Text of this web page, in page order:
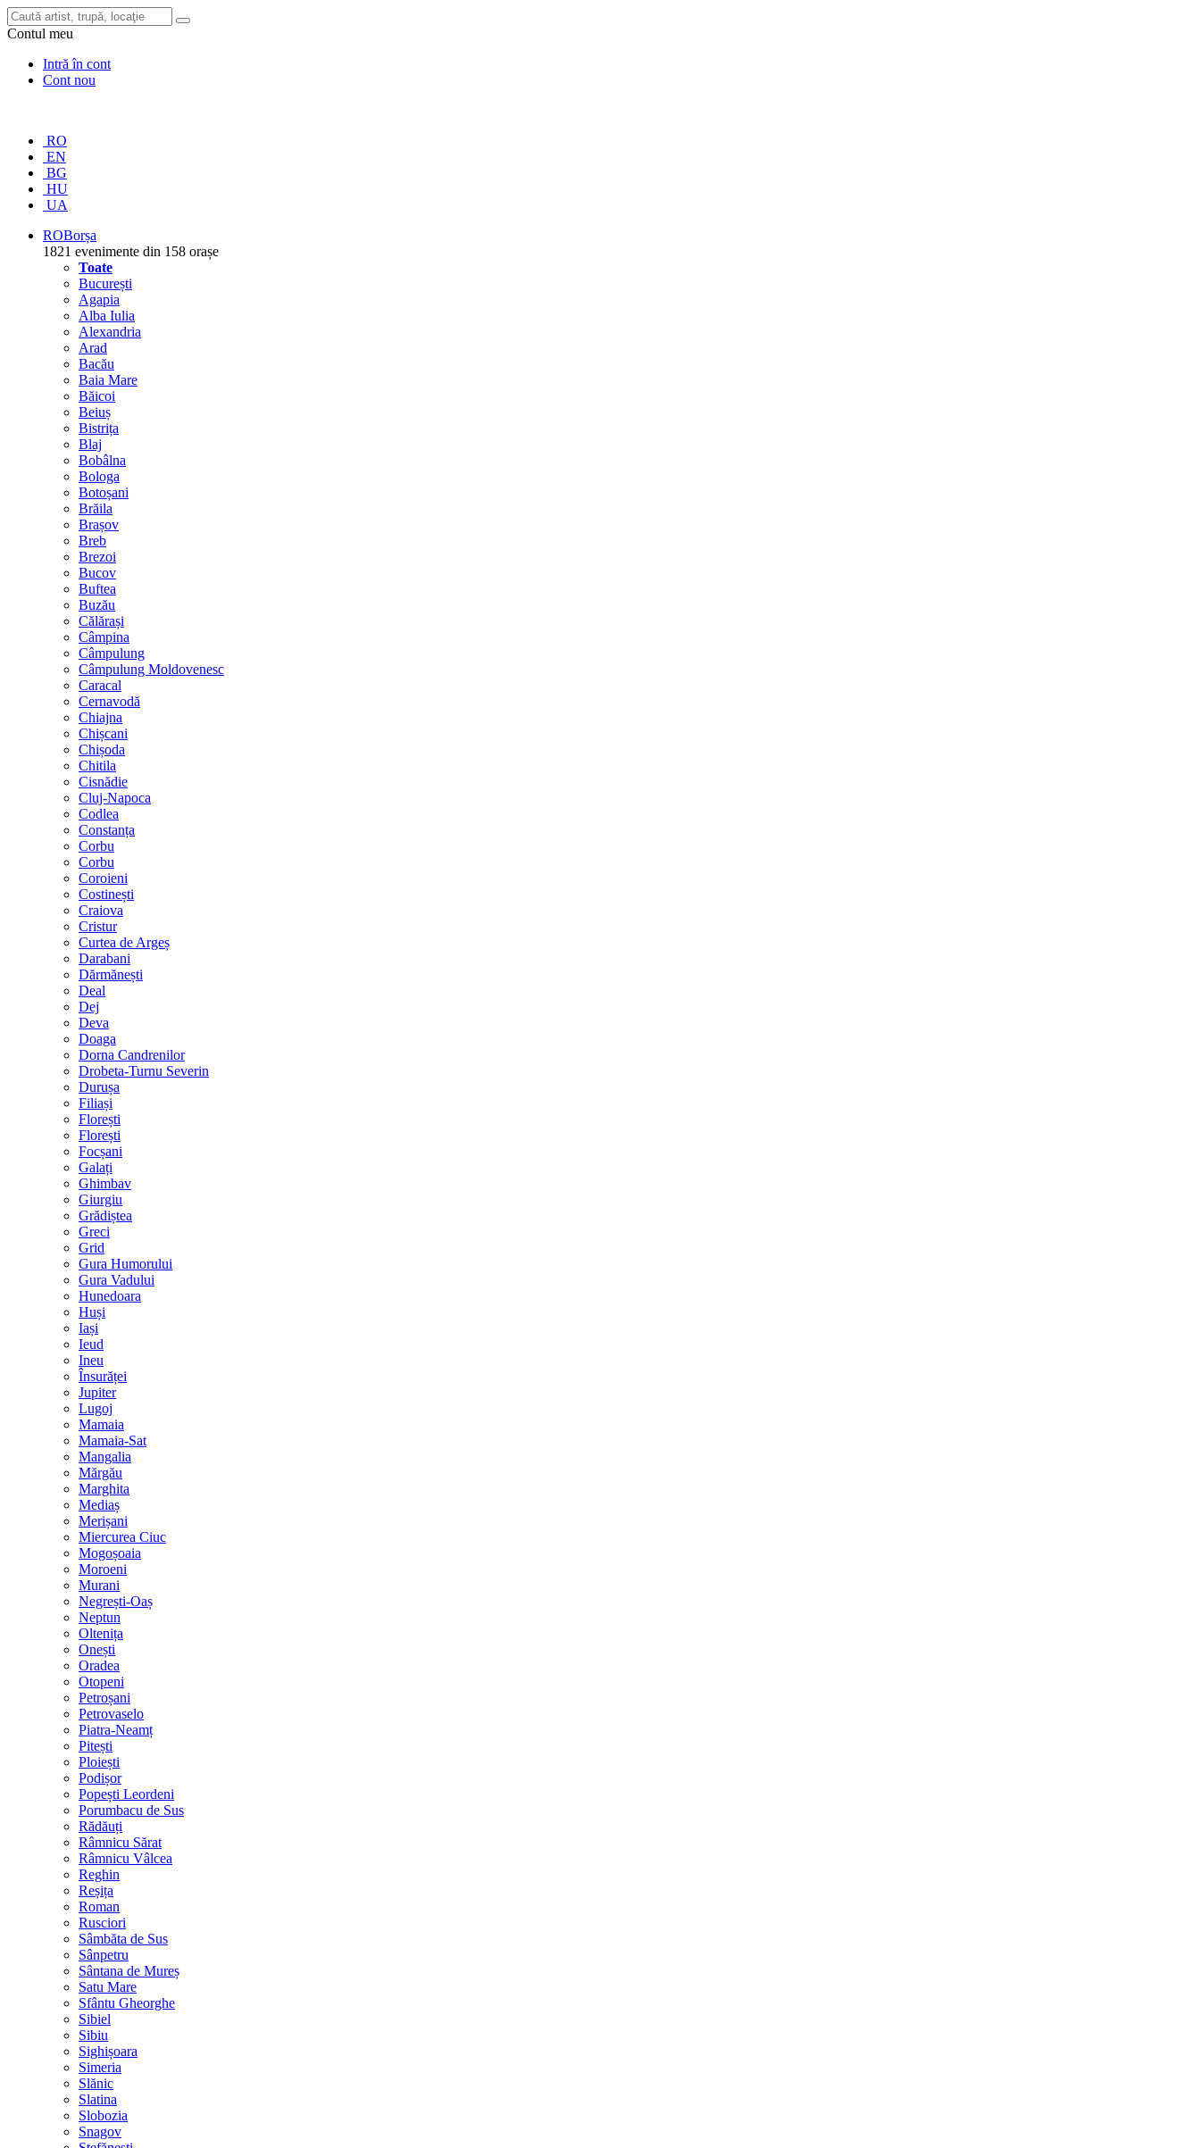
Contul meu
Intră în cont
Cont nou
RO
EN
BG
HU
UA
ROBorșa
1821 evenimente din 158 orașe
Toate
București
Agapia
Alba Iulia
Alexandria
Arad
Bacău
Baia Mare
Băicoi
Beiuș
Bistrița
Blaj
Bobâlna
Bologa
Botoșani
Brăila
Brașov
Breb
Brezoi
Bucov
Buftea
Buzău
Călărași
Câmpina
Câmpulung
Câmpulung Moldovenesc
Caracal
Cernavodă
Chiajna
Chișcani
Chișoda
Chitila
Cisnădie
Cluj-Napoca
Codlea
Constanța
Corbu
Corbu
Coroieni
Costinești
Craiova
Cristur
Curtea de Argeș
Darabani
Dărmănești
Deal
Dej
Deva
Doaga
Dorna Candrenilor
Drobeta-Turnu Severin
Durușa
Filiași
Florești
Florești
Focșani
Galați
Ghimbav
Giurgiu
Grădiștea
Greci
Grid
Gura Humorului
Gura Vadului
Hunedoara
Huși
Iași
Ieud
Ineu
Însurăței
Jupiter
Lugoj
Mamaia
Mamaia-Sat
Mangalia
Mărgău
Marghita
Mediaș
Merișani
Miercurea Ciuc
Mogoșoaia
Moroeni
Murani
Negrești-Oaș
Neptun
Oltenița
Onești
Oradea
Otopeni
Petroșani
Petrovaselo
Piatra-Neamț
Pitești
Ploiești
Podișor
Popești Leordeni
Porumbacu de Sus
Rădăuți
Râmnicu Sărat
Râmnicu Vâlcea
Reghin
Reșița
Roman
Rusciori
Sâmbăta de Sus
Sânpetru
Sântana de Mureș
Satu Mare
Sfântu Gheorghe
Sibiel
Sibiu
Sighișoara
Simeria
Slănic
Slatina
Slobozia
Snagov